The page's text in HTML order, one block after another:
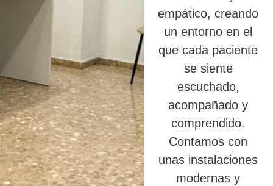
empático, creando
un entorno en el
que cada paciente
se siente
escuchado,
acompañado y
comprendido.
Contamos con
unas instalaciones
modernas y